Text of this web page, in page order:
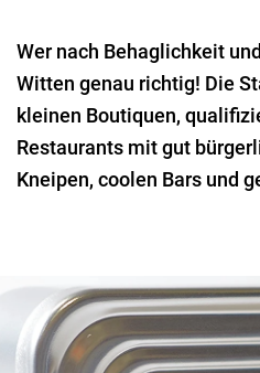
Wer nach Behaglichkeit
Witten genau richtig! Die
kleinen Boutiquen,
Restaurants mit gut
Kneipen, coolen Bars und